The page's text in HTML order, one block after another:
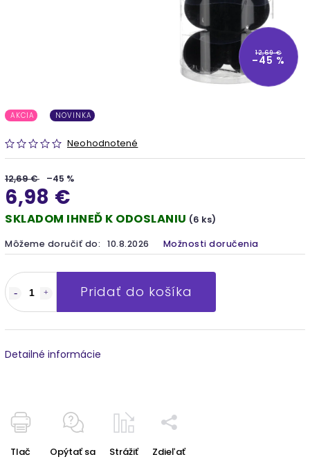
12,69 €
–45 %
AKCIA NOVINKA
Neohodnotené
12,69 € –45 %
6,98 €
SKLADOM IHNEĎ K ODOSLANIU (6 ks)
Môžeme doručiť do: 10.8.2026 Možnosti doručenia
Pridať do košíka
Detailné informácie
Tlač Opýtať sa Strážiť Zdieľať